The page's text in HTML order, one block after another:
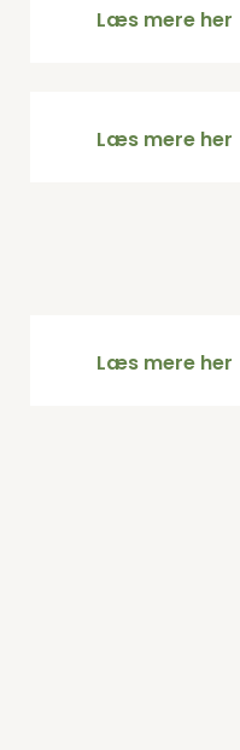
Læs mere her
Læs mere her
Læs mere her